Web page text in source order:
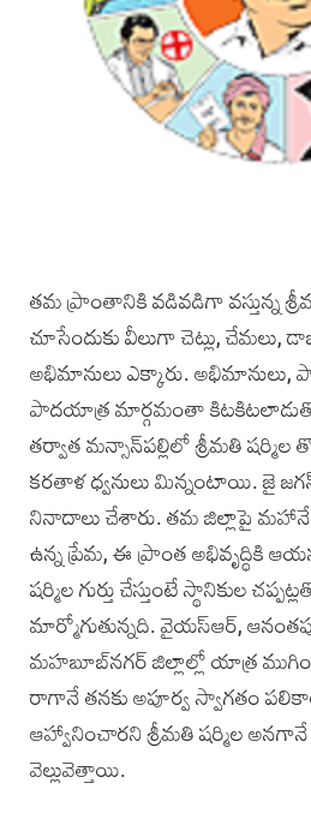
తమ ప్రాంతానికి వడివడిగా వస్తున్న
చూసేందుకు వీలుగా చెట్లు,
అభిమానులు ఎక్కారు. అభిమానులు,
పాదయాత్ర మార్గమంతా
తర్వాత మన్సాన్‌పల్లిలో శ్రీమతి షర్మిల
కరతాళ ధ్వనులు మిన్నంటాయి. జై
నినాదాలు చేశారు. తమ జిల్లాపై
ఉన్న ప్రేమ, ఈ ప్రాంత అభివృద్ధికి
షర్మిల గుర్తు చేస్తుంటే స్థానికుల
మార్మోగుతున్నది. వైయస్‌ఆర్,
మహబూబ్‌నగర్‌ జిల్లాల్లో యాత్ర
రాగానే తనకు అపూర్వ స్వాగతం
ఆహ్వానించారని శ్రీమతి షర్మిల అనగానే
వెల్లువెత్తాయి.